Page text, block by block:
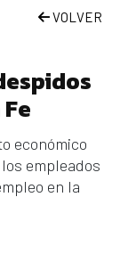
VOLVER
económico
empleados
en la